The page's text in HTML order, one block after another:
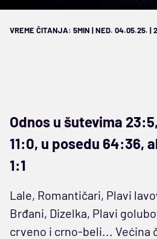
VREME ČITANJA: 5MIN | NED. 04.05.25. |
Odnos u šutevima
11:0, u posedu 64:36,
1:1
Lale, Romantičari, Plavi
Brđani, Dizelka, Plavi
crveno i crno-beli... Većina